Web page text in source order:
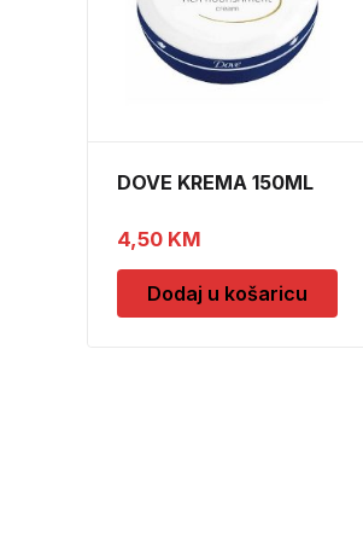
DOVE KREMA 150ML
4,50 KM
Dodaj u košaricu